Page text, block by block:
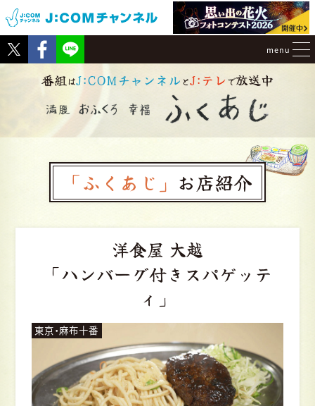
Tweet Facebook
menu
番組はJ:COMチャンネル とJ:テレ で放送中
「ふくあじ」 お店紹介
洋食屋 大越
「ハンバーグ付きスパゲッテ
ィ」
東京・麻布十番